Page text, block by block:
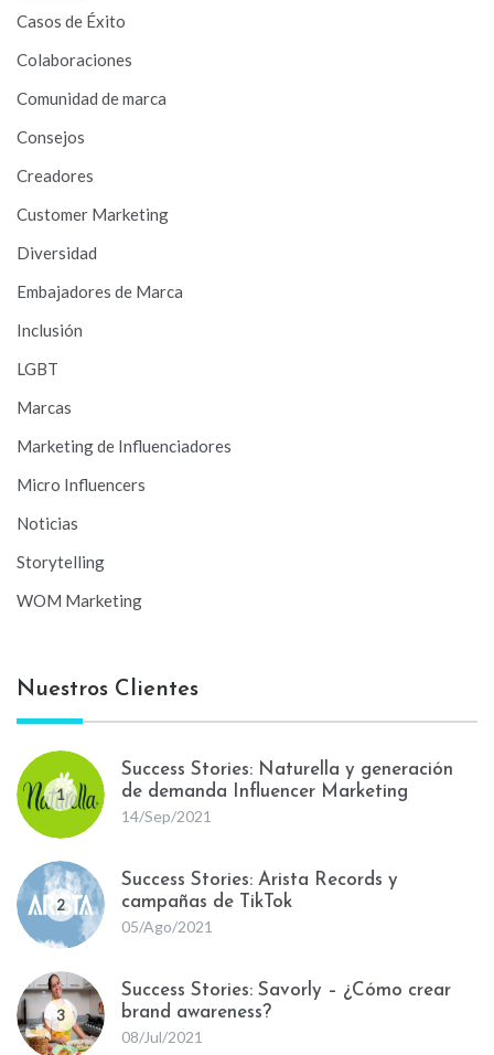
Casos de Éxito
Colaboraciones
Comunidad de marca
Consejos
Creadores
Customer Marketing
Diversidad
Embajadores de Marca
Inclusión
LGBT
Marcas
Marketing de Influenciadores
Micro Influencers
Noticias
Storytelling
WOM Marketing
Nuestros Clientes
1
Success Stories: Naturella y generación
de demanda Influencer Marketing
14/Sep/2021
2
Success Stories: Arista Records y
campañas de TikTok
05/Ago/2021
3
Success Stories: Savorly – ¿Cómo crear
brand awareness?
08/Jul/2021